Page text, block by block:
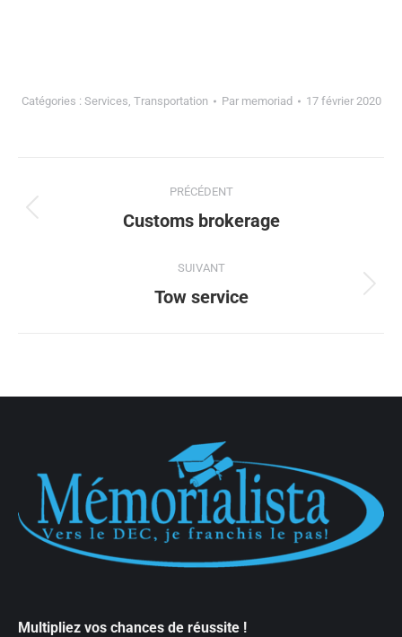
Catégories : Services, Transportation Par memoriad 17 février 2020
PRÉCÉDENT
Customs brokerage
SUIVANT
Tow service
Multipliez vos chances de réussite !